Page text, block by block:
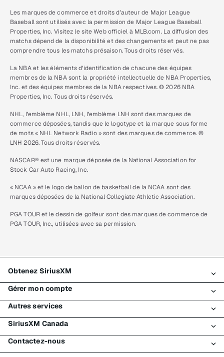
Les marques de commerce et droits d’auteur de Major League
Baseball sont utilisés avec la permission de Major League Baseball
Properties, Inc. Visitez le site Web officiel à MLB.com. La diffusion des
matchs dépend de la disponibilité et des changements et peut ne pas
comprendre tous les matchs présaison. Tous droits réservés.
La NBA et les éléments d’identification de chacune des équipes
membres de la NBA sont la propriété intellectuelle de NBA Properties,
Inc. et des équipes membres de la NBA respectives. © 2026 NBA
Properties, Inc. Tous droits réservés.
NHL, l’emblème NHL, LNH, l’emblème LNH sont des marques de
commerce déposées, tandis que le logotype et la marque sous forme
de mots « NHL Network Radio » sont des marques de commerce. ©
LNH 2026. Tous droits réservés.
NASCAR® est une marque déposée de la National Association for
Stock Car Auto Racing, Inc.
« NCAA » et le logo de ballon de basketball de la NCAA sont des
marques déposées de la National Collegiate Athletic Association.
PGA TOUR et le dessin de golfeur sont des marques de commerce de
PGA TOUR, Inc., utilisées avec sa permission.
Obtenez SiriusXM
Tous les forfaits
Mon essai SiriusXM
Mon abonnement
Essai gratuit de SiriusXM
Magasiner
Gérer mon compte
Connexion
Enregistrement
Effectuer un paiement
Transfert de service
Autres services
Traffic et Travel
Entreprises
SiriusXM Canada
À propos de SiriusXM
Contactez-nous